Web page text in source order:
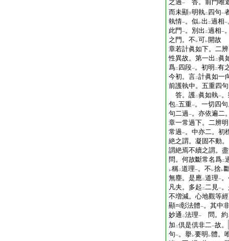
之過一
答。前門唯
而未顯下明執二 四句一
執情一。似レ出 二過相一
此門 一。別出 二過相一
之門。不 レ可レ開故
章若計眞如下。二辨
性異故。第一出 二 眞
爲二 四段一。初明 二有
今初。言二計眞如一
前護執中。五重四
答。護二 眞如執一
包二五重一。一切四
句二過一。亦依遍二
章一常過下。二辨
常過一。中亦二。初
絶之謂。凝固不動
謂絶焉不續之謂。
問。何故斷常名爲二
レ稱二道理一。不 レ捨レ
無塵。是應二道理一
凡夫。多起 二二見一
不増減。心地觀等
顯
彰法體一。其中
妙通 二法理一 問。約
加 二倶是倶非二一故。
句一。擧レ要明 レ體。